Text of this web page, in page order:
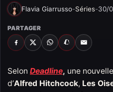
Flavia Giarrusso-Séries-30/
PARTAGER
FACEBOOK
X WHATSAPP
SNAPCHAT
EMAIL
Selon Deadline, une
d’Alfred Hitchcock, Les